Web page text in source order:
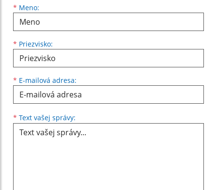
* Meno:
Meno
* Priezvisko:
Priezvisko
* E-mailová adresa:
E-mailová adresa
* Text vašej správy: